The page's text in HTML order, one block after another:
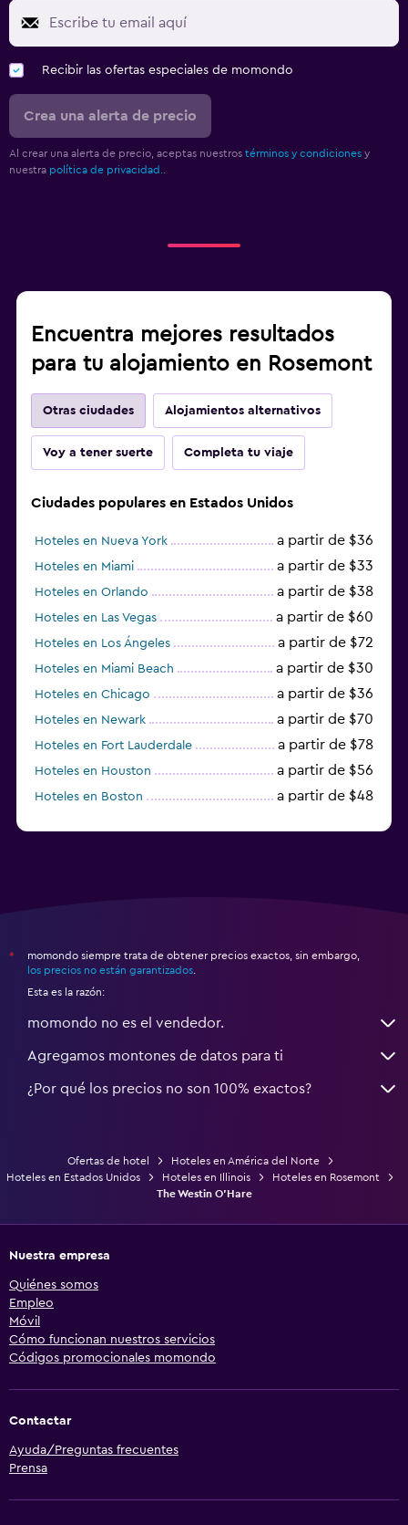
Recibir las ofertas especiales de momondo
Crea una alerta de precio
Al crear una alerta de precio, aceptas nuestros términos y condiciones y
nuestra política de privacidad.
Encuentra mejores resultados
para tu alojamiento en Rosemont
Otras ciudades Alojamientos alternativos
Voy a tener suerte Completa tu viaje
Ciudades populares en Estados Unidos
Hoteles en Nueva York a partir de $36
Hoteles en Miami a partir de $33
Hoteles en Orlando a partir de $38
Hoteles en Las Vegas a partir de $60
Hoteles en Los Ángeles a partir de $72
Hoteles en Miami Beach a partir de $30
Hoteles en Chicago a partir de $36
Hoteles en Newark a partir de $70
Hoteles en Fort Lauderdale a partir de $78
Hoteles en Houston a partir de $56
Hoteles en Boston a partir de $48
*
momondo siempre trata de obtener precios exactos, sin embargo,
los precios no están garantizados
Esta es la razón:
momondo no es el vendedor.
Agregamos montones de datos para ti
¿Por qué los precios no son 100% exactos?
Ofertas de hotel
Hoteles en América del Norte
Hoteles en Estados Unidos
Hoteles en Illinois
Hoteles en Rosemont
The Westin O'Hare
Nuestra empresa
Quiénes somos
Empleo
Móvil
Cómo funcionan nuestros servicios
Códigos promocionales momondo
Contactar
Ayuda/Preguntas frecuentes
Prensa